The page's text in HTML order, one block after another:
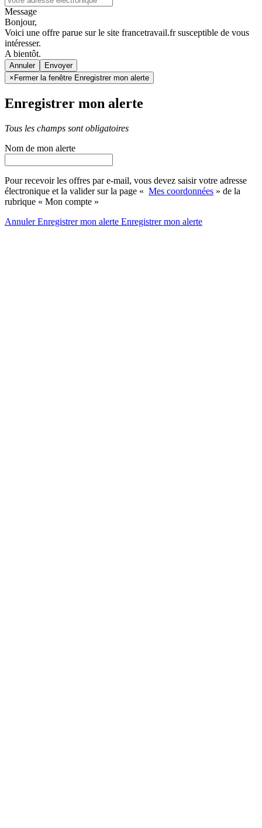
Message
Bonjour,
Voici une offre parue sur le site francetravail.fr susceptible de vous
intéresser.
A bientôt.
Annuler
× Fermer la fenêtre Enregistrer mon alerte
Enregistrer mon alerte
Tous les champs sont obligatoires
Nom de mon alerte
Pour recevoir les offres par e-mail, vous devez saisir votre adresse
électronique et la valider sur la page « Mes coordonnées » de la
rubrique « Mon compte »
AnnulerEnregistrer mon alerte Enregistrermon alerte